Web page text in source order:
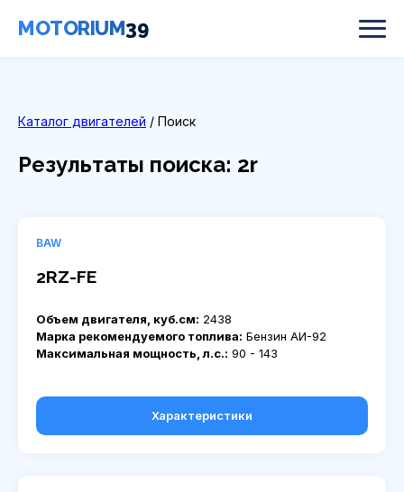
MOTORIUM39
Каталог двигателей / Поиск
Результаты поиска: 2r
BAW
2RZ-FE
Объем двигателя, куб.см: 2438
Марка рекомендуемого топлива: Бензин АИ-92
Максимальная мощность, л.с.: 90 - 143
Характеристики